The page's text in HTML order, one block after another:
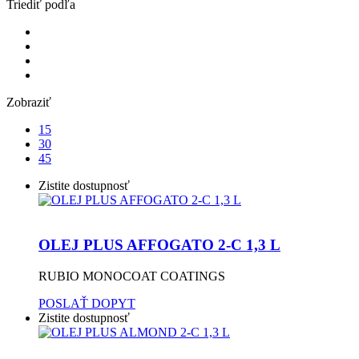
Triediť podľa
Zobraziť
15
30
45
Zistite dostupnosť
OLEJ PLUS AFFOGATO 2-C 1,3 L
RUBIO MONOCOAT COATINGS
POSLAŤ DOPYT
Zistite dostupnosť